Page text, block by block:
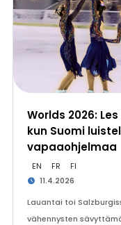
Worlds 2026:
kun Suomi
vapaaohjelmaa
EN FR FI
11.4.2026
Lauantai toi
vähennysten